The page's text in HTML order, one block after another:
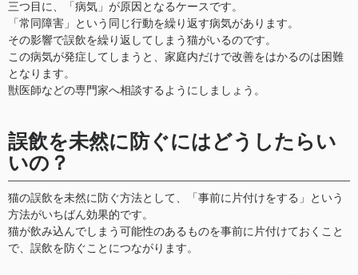
三つ目に、「病気」が原因となるケースです。
「常同障害」という同じ行動を繰り返す病気があります。
その影響で誤飲を繰り返してしまう猫がいるのです。
この病気が発症してしまうと、家庭内だけで改善をはかるのは困難
となります。
獣医師などの専門家へ相談するようにしましょう。
誤飲を未然に防ぐにはどうしたらい
いの？
猫の誤飲を未然に防ぐ方法として、「事前に片付けをする」という
方法がいちばん効果的です。
猫が飲み込んでしまう可能性のあるものを事前に片付けておくこと
で、誤飲を防ぐことにつながります。